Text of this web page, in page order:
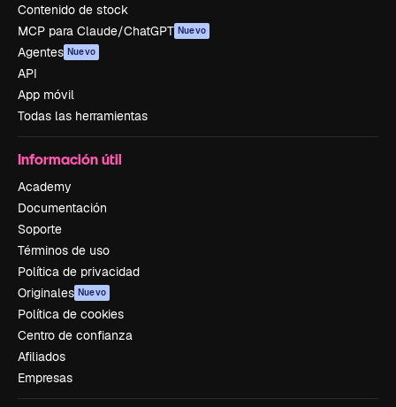
Contenido de stock
MCP para Claude/ChatGPT Nuevo
Agentes Nuevo
API
App móvil
Todas las herramientas
Información útil
Academy
Documentación
Soporte
Términos de uso
Política de privacidad
Originales Nuevo
Política de cookies
Centro de confianza
Afiliados
Empresas